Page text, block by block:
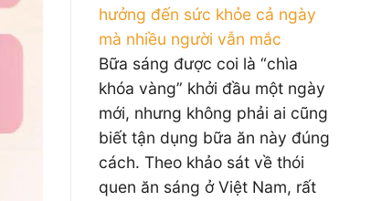
hưởng đến sức khỏe cả ngày
mà nhiều người vẫn mắc
Bữa sáng được coi là “chìa
khóa vàng” khởi đầu một ngày
mới, nhưng không phải ai cũng
biết tận dụng bữa ăn này đúng
cách. Theo khảo sát về thói
quen ăn sáng ở Việt Nam, rất